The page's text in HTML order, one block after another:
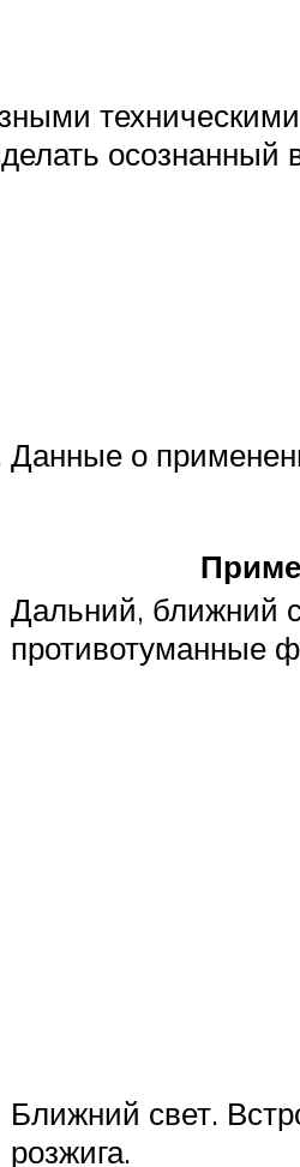
осознанный
о
Дальний, ближний
противотуманные
Ближний свет.
розжига.